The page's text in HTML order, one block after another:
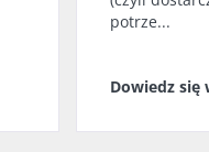
potrze...
Dowiedz się